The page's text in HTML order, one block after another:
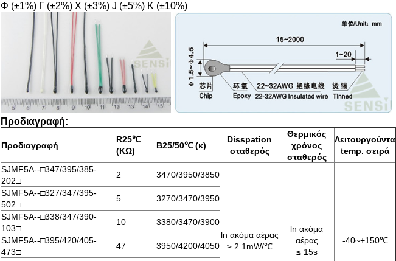
Φ (±1%) Γ (±2%) Χ (±3%) J (±5%) Κ (±10%)
Προδιαγραφή:
Προδιαγραφή
R25℃
(KΩ)
B25/50℃ (κ)
Disspation
σταθερός
Θερμικός
χρόνος
σταθερός
Λειτουργούντα
temp. σειρά
SJMF5A--□347/395/385-
202□
2 3470/3950/3850
ln ακόμα αέρας
≥ 2.1mW/℃
ln ακόμα
αέρας
≤ 15s
-40~+150℃
SJMF5A--□327/347/395-
502□
5
3270/3470/3950
SJMF5A--□338/347/390-
103□
10
3380/3470/3900
SJMF5A--□395/420/405-
473□
47
3950/4200/4050